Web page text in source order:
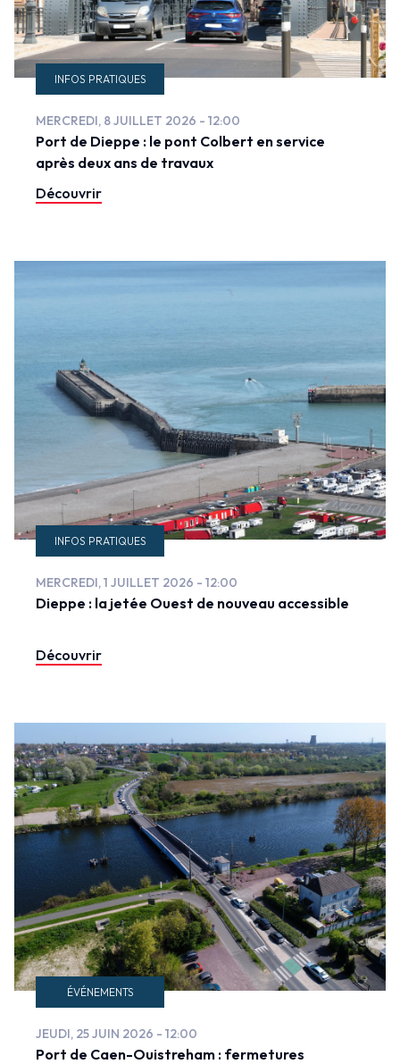
INFOS PRATIQUES
MERCREDI, 8 JUILLET 2026 - 12:00
Port de Dieppe : le pont Colbert en service
après deux ans de travaux
Découvrir
INFOS PRATIQUES
MERCREDI, 1 JUILLET 2026 - 12:00
Dieppe : la jetée Ouest de nouveau accessible
Découvrir
ÉVÉNEMENTS
JEUDI, 25 JUIN 2026 - 12:00
Port de Caen-Ouistreham : fermetures